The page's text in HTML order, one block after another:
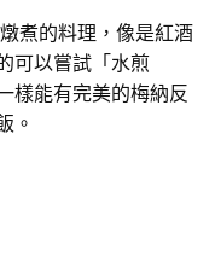
煮的料理，像是紅酒
可以嘗試「水煎
樣能有完美的梅納反
。